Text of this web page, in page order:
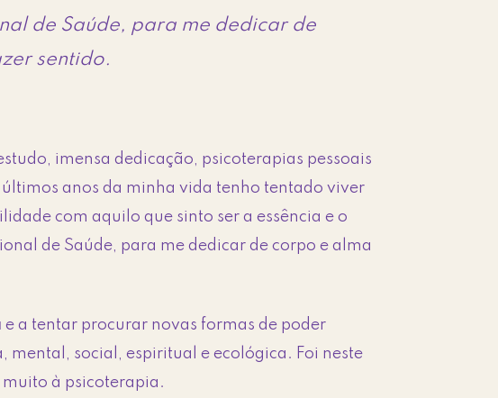
de Saúde, para me dedicar de
sentido.
imensa dedicação, psicoterapias pessoais
anos da minha vida tenho tentado viver
com aquilo que sinto ser a essência e o
de Saúde, para me dedicar de corpo e alma
e a tentar procurar novas formas de poder
mental, social, espiritual e ecológica. Foi neste
à psicoterapia.